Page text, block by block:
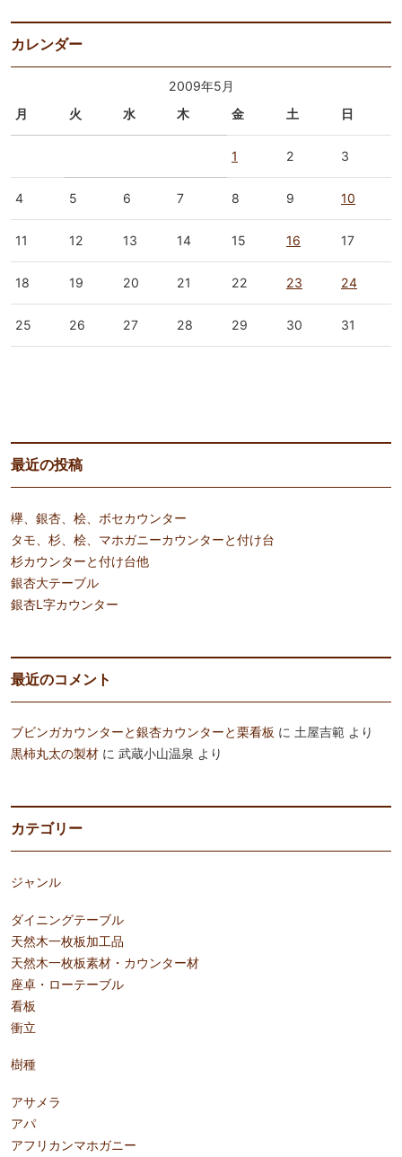
カレンダー
2009年5月
月
火 水 木 金 土 日
1 2 3
4 5 6 7 8 9 10
11 12 13 14 15 16 17
18 19 20 21 22 23 24
25 26 27 28 29 30 31
最近の投稿
欅、銀杏、桧、ボセカウンター
タモ、杉、桧、マホガニーカウンターと付け台
杉カウンターと付け台他
銀杏大テーブル
銀杏L字カウンター
最近のコメント
ブビンガカウンターと銀杏カウンターと栗看板 に 土屋吉範 より
黒柿丸太の製材 に 武蔵小山温泉 より
カテゴリー
ジャンル
ダイニングテーブル
天然木一枚板加工品
天然木一枚板素材・カウンター材
座卓・ローテーブル
看板
衝立
樹種
アサメラ
アパ
アフリカンマホガニー